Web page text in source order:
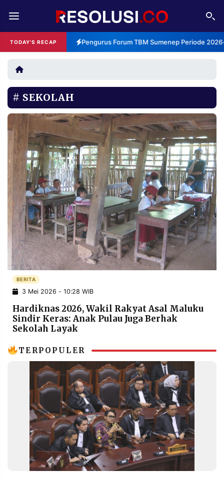
TODAY'S RECAP Pengurus Forum TBM Sumenep Periode
REDAKSI TENTANG
RESOLUSI IKLAN
RUBRIKASI
EDITORIAL AKSARA
FINANSIA PERSONA
DAERAH NASIONAL
MANCA SPORT
INFORMASI
PRIVACY
POLICY
BERITA
WARGA
INFORMASI
IKLAN
KIRIM
TULISAN
PENGADUAN
SERVICE
IKUTI
RESOLUSI
PRAMUDITA
SEKOLAH
BERITA
3 Mei 2026 - 10:28 WIB
Hardiknas 2026, Wakil Rakyat Asal Maluku
Sindir Keras: Anak Pulau Juga Berhak
Sekolah Layak
TERPOPULER